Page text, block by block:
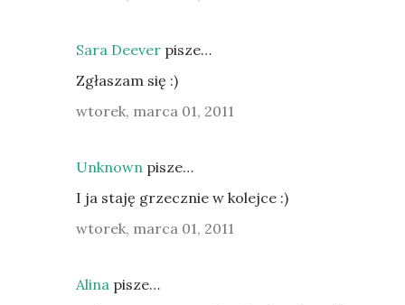
Sara Deever pisze…
Zgłaszam się :)
wtorek, marca 01, 2011
Unknown pisze…
I ja staję grzecznie w kolejce :)
wtorek, marca 01, 2011
Alina pisze…